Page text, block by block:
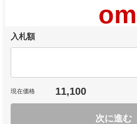
om
入札額
現在価格 11,100
次に進む